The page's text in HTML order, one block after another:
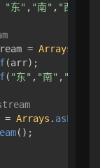
"东" , "南" , "西"
= Arrays
(arr);
( "东" , "南" , "西"
Arrays . asList
();